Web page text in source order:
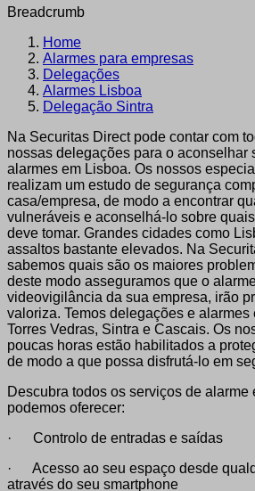
Breadcrumb
Home
Alarmes para empresas
Delegações
Alarmes Lisboa
Delegação Sintra
Na Securitas Direct pode contar com
nossas delegações para o aconselhar
alarmes em Lisboa. Os nossos
realizam um estudo de segurança
casa/empresa, de modo a encontrar
vulneráveis e aconselhá-lo sobre
deve tomar. Grandes cidades como
assaltos bastante elevados. Na
sabemos quais são os maiores
deste modo asseguramos que o
videovigilância da sua empresa, irão
valoriza. Temos delegações e alarmes
Torres Vedras, Sintra e Cascais. Os
poucas horas estão habilitados a
de modo a que possa disfrutá-lo em
Descubra todos os serviços de alarme
podemos oferecer:
· Controlo de entradas e saídas
· Acesso ao seu espaço desde
através do seu smartphone